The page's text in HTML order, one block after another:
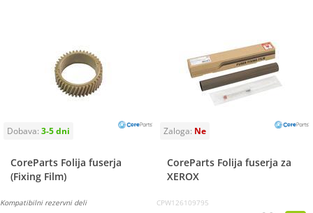
CoreParts Folija fuserja
(Fixing Film)
Kompatibilni rezervni deli
CoreParts Folija fuserja za
XEROX
CPW126109795